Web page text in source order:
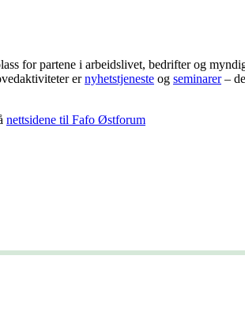
for partene i arbeidslivet, bedrifter og
ernyhetstjeneste og seminarer–
nettsidene til Fafo Østforum